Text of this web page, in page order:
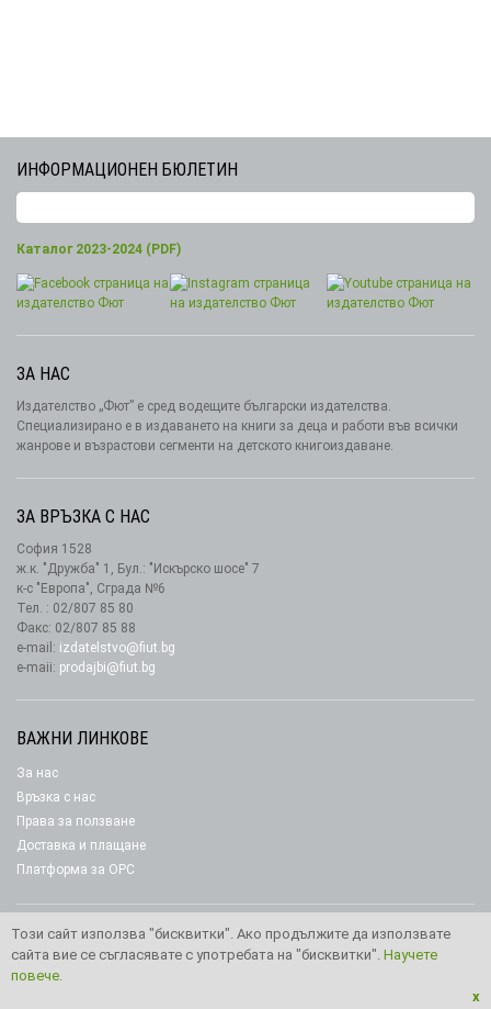
ИНФОРМАЦИОНЕН БЮЛЕТИН
Каталог 2023-2024 (PDF)
ЗА НАС
Издателство „Фют” е сред водещите български издателства.
Специализирано е в издаването на книги за деца и работи във всички
жанрове и възрастови сегменти на детското книгоиздаване.
ЗА ВРЪЗКА С НАС
София 1528
ж.к. "Дружба" 1, Бул.: "Искърско шосе" 7
к-с "Европа", Сграда №6
Тел. : 02/807 85 80
Факс: 02/807 85 88
e-mail: izdatelstvo@fiut.bg
e-maii: prodajbi@fiut.bg
ВАЖНИ ЛИНКОВЕ
За нас
Връзка с нас
Права за ползване
Доставка и плащане
Платформа за ОРС
Този сайт използва "бисквитки". Ако продължите да използвате
сайта вие се съгласявате с употребата на "бисквитки". Научете
повече.
x